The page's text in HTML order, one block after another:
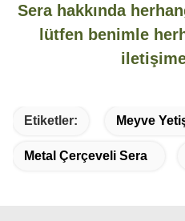
Sera hakkında
lütfen benimle
Etiketler: Meyve
Metal Çerçeveli Sera